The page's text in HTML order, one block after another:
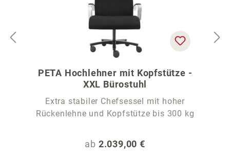
PETA Hochlehner mit Kopfstütze -
XXL Bürostuhl
Extra stabiler Chefsessel mit hoher
Rückenlehne und Kopfstütze bis 300 kg
Regulärer Preis:
ab 2.039,00 €